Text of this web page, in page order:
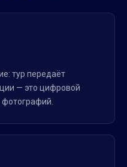
тур передаёт
— это цифровой